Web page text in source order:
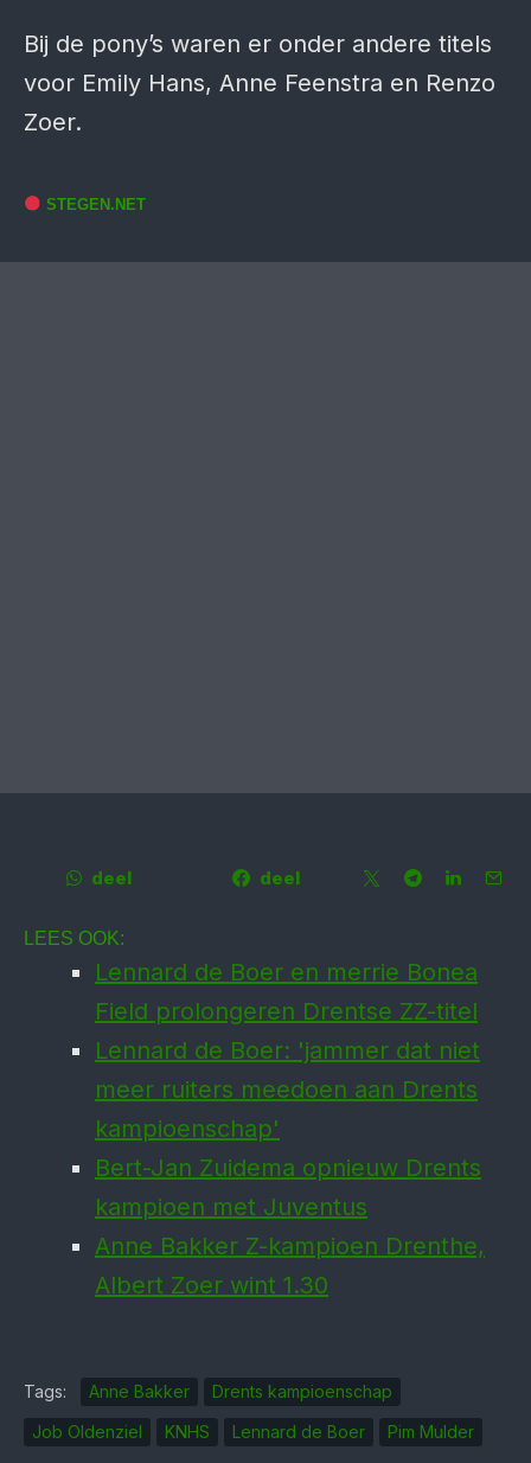
Bij de pony’s waren er onder andere titels
voor Emily Hans, Anne Feenstra en Renzo
Zoer.
STEGEN.NET
deel deel
LEES OOK:
Lennard de Boer en merrie Bonea
Field prolongeren Drentse ZZ-titel
Lennard de Boer: 'jammer dat niet
meer ruiters meedoen aan Drents
kampioenschap'
Bert-Jan Zuidema opnieuw Drents
kampioen met Juventus
Anne Bakker Z-kampioen Drenthe,
Albert Zoer wint 1.30
Tags: Anne Bakker
Drents kampioenschap
Job Oldenziel
KNHS Lennard de Boer Pim Mulder